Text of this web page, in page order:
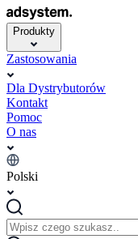
Produkty
Zastosowania
Dla Dystrybutorów
Kontakt
Pomoc
O nas
Polski